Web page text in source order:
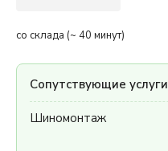
со склада (~ 40 минут)
Сопутствующие услуги
Шиномонтаж